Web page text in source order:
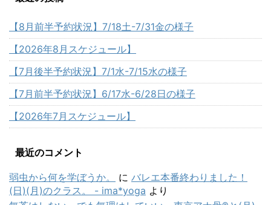
【8月前半予約状況】7/18土-7/31金の様子
【2026年8月スケジュール】
【7月後半予約状況】7/1水-7/15水の様子
【7月前半予約状況】6/17水-6/28日の様子
【2026年7月スケジュール】
最近のコメント
弱虫から何を学ぼうか。 に バレエ本番終わりました！
(日)(月)のクラス。 - ima*yoga より